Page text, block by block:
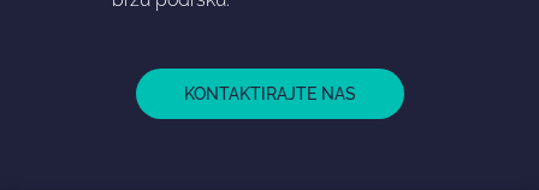
KONTAKTIRAJTE NAS